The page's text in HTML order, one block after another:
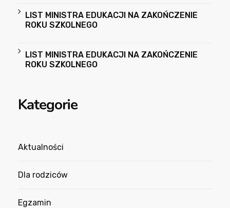
LIST MINISTRA EDUKACJI NA ZAKOŃCZENIE
ROKU SZKOLNEGO
LIST MINISTRA EDUKACJI NA ZAKOŃCZENIE
ROKU SZKOLNEGO
Kategorie
Aktualności
Dla rodziców
Egzamin